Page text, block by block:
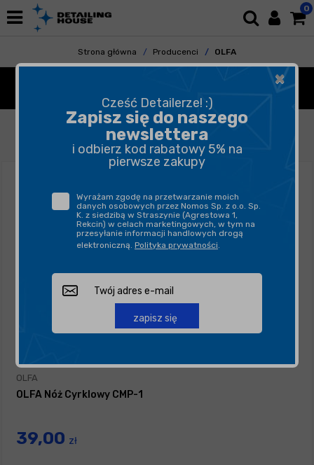
0
Strona główna Producenci OLFA
FILTROWANIE SORTUJ
OLFA
OLFA Nóż Cyrklowy CMP-1
39,00 zł
×
Cześć Detailerze! :)
Zapisz się do naszego
newslettera
i odbierz kod rabatowy 5% na
pierwsze zakupy
Wyrażam zgodę na przetwarzanie moich
danych osobowych przez Nomos Sp. z o.o. Sp.
K. z siedzibą w Straszynie (Agrestowa 1,
Rekcin) w celach marketingowych, w tym na
przesyłanie informacji handlowych drogą
elektroniczną. Polityka prywatności.
zapisz się